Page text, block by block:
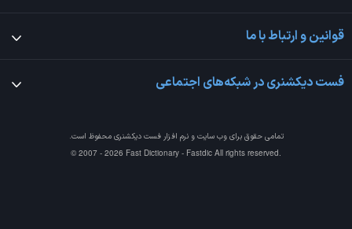
قوانین و ارتباط با ما
فست دیکشنری در شبکه‌های اجتماعی
تمامی حقوق برای وب سایت و نرم افزارفست دیکشنری محفوظ است.
© 2007 - 2026 Fast Dictionary - Fastdic All rights reserved.